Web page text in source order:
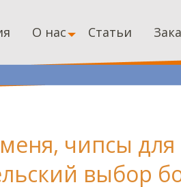
О нас Статьи
чипсы для
выбор